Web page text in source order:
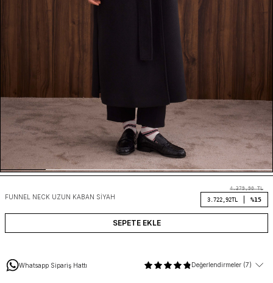
FUNNEL NECK UZUN KABAN SIYAH
4.379,90TL
3.722,92TL %15
SEPETE EKLE
Whatsapp Sipariş Hattı Değerlendirmeler (7)